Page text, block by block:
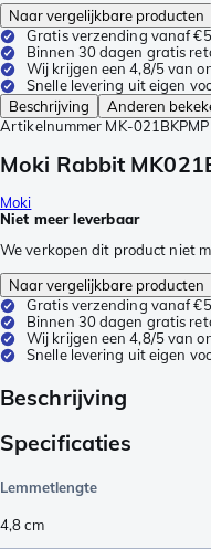
Naar vergelijkbare producten
Gratis verzending vanaf
Binnen 30 dagen gratis
Wij krijgen een 4,8/5 van
Snelle levering uit eigen
Beschrijving
Anderen
Artikelnummer MK-021BKPMP
Moki Rabbit
Moki
Niet meer leverbaar
We verkopen dit product niet
Naar vergelijkbare producten
Gratis verzending vanaf
Binnen 30 dagen gratis
Wij krijgen een 4,8/5 van
Snelle levering uit eigen
Beschrijving
Specificaties
Lemmetlengte
4,8cm